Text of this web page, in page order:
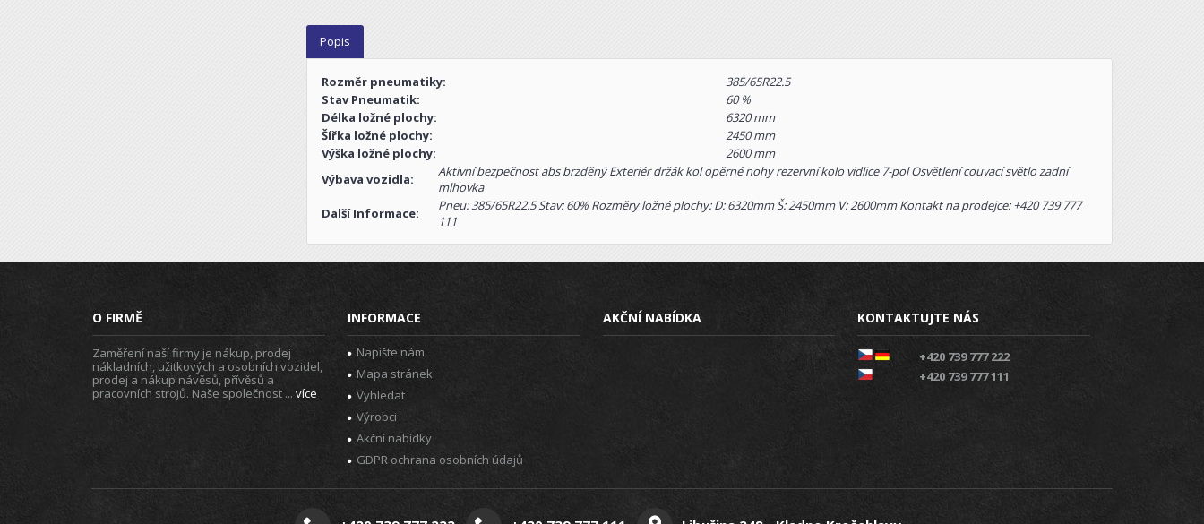
Popis
Rozměr pneumatiky:
385/65R22.5
Stav Pneumatik:
60 %
Délka ložné plochy:
6320 mm
Šířka ložné plochy:
2450 mm
Výška ložné plochy:
2600 mm
Výbava vozidla:
Aktivní bezpečnost abs brzděný Exteriér držák kol opěrné nohy rezervní kolo vidlice 7-pol Osvětlení couvací světlo zadní
mlhovka
Další Informace:
Pneu: 385/65R22.5 Stav: 60% Rozměry ložné plochy: D: 6320mm Š: 2450mm V: 2600mm Kontakt na prodejce: +420 739 777
111
O FIRMĚ
Zaměření naší firmy je nákup, prodej
nákladních, užitkových a osobních vozidel,
prodej a nákup návěsů, přívěsů a
pracovních strojů. Naše společnost ... více
INFORMACE
Napište nám
Mapa stránek
Vyhledat
Výrobci
Akční nabídky
GDPR ochrana osobních údajů
AKČNÍ NABÍDKA KONTAKTUJTE NÁS
+420 739 777 222
+420 739 777 111